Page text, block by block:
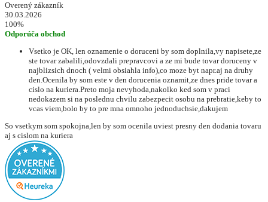
Overený zákazník
30.03.2026
100%
Odporúča obchod
Vsetko je OK, len oznamenie o doruceni by som doplnila,vy napisete,ze
ste tovar zabalili,odovzdali prepravcovi a ze mi bude tovar doruceny v
najblizsich dnoch ( velmi obsiahla info),co moze byt napr.aj na druhy
den.Ocenila by som este v den dorucenia oznamit,ze dnes pride tovar a
cislo na kuriera.Preto moja nevyhoda,nakolko ked som v praci
nedokazem si na poslednu chvilu zabezpecit osobu na prebratie,keby to
vcas viem,bolo by to pre mna omnoho jednoduchsie,dakujem
So vsetkym som spokojna,len by som ocenila uviest presny den dodania tovaru
aj s cislom na kuriera